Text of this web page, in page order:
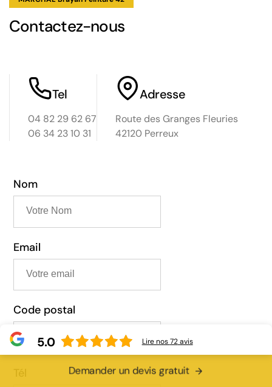
Contactez-nous
Tel
04 82 29 62 67
06 34 23 10 31
Adresse
Route des Granges Fleuries
42120 Perreux
Nom
Email
Code postal
Demander un devis gratuit
5.0 Lire nos72avis